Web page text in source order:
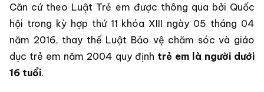
Căn cứ theo Luật Trẻ em được thông qua bởi Quốc
hội trong kỳ hợp thứ 11 khóa XIII ngày 05 tháng 04
năm 2016, thay thế Luật Bảo vệ chăm sóc và giáo
dục trẻ em năm 2004 quy định trẻ em là người dưới
16 tuổi.